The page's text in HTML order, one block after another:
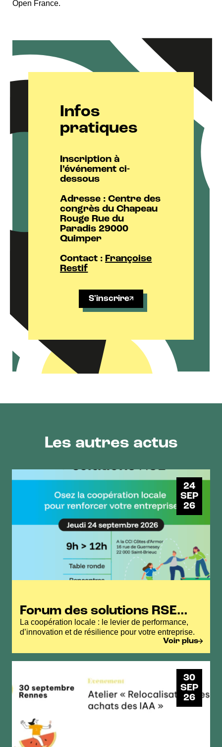
Open France.
Infos
pratiques
Inscription à
l’événement ci-
dessous
Adresse : Centre des
congrès du Chapeau
Rouge Rue du
Paradis 29000
Quimper
Contact : Françoise
Restif
S'inscrire
Les autres actus
Forum des solutions RSE
des Côtes d’Armor
La coopération locale : le levier de performance,
d’innovation et de résilience pour votre entreprise.
Voir plus
24
SEP
26
30
SEP
26